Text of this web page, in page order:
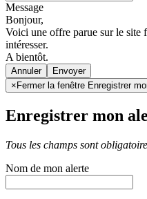
Message
Bonjour,
Voici une offre parue sur le site
intéresser.
A bientôt.
Annuler
× Fermer la fenêtre Enregistrer
Enregistrer mon
Tous les champs sont
Nom de mon alerte